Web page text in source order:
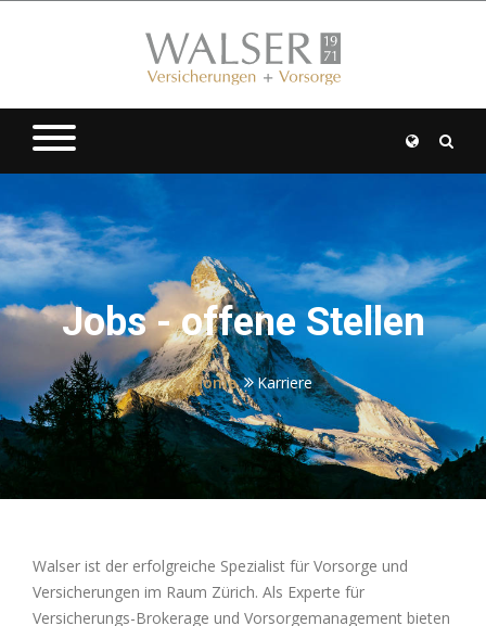
Jobs - offene Stellen
Home Karriere
Walser ist der erfolgreiche Spezialist für Vorsorge und
Versicherungen im Raum Zürich. Als Experte für
Versicherungs-Brokerage und Vorsorgemanagement bieten